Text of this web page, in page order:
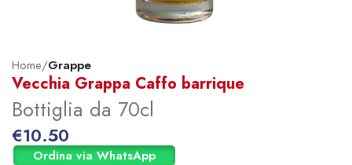
Home Grappe
Vecchia Grappa Caffo barrique
Bottiglia da 70cl
€10.50
Ordina via WhatsApp